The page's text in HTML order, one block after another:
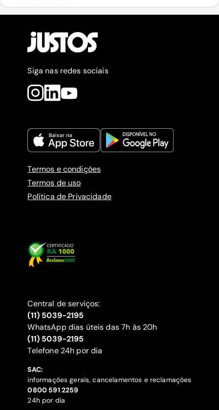
Siga nas redes sociais
Termos e condições
Termos de uso
Política de Privacidade
Central de serviços:
(11) 5039-2195
WhatsApp dias úteis das 7h às 20h
(11) 5039-2195
‍Telefone 24h por dia
SAC:
informações gerais, cancelamentos e reclamações
‍0800 591 2259
24h por dia